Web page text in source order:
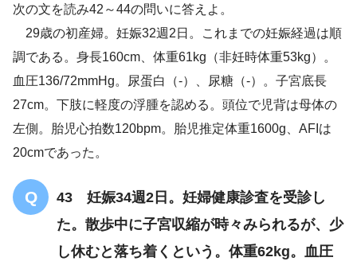
児背は母体の左側
120bpm
胎児推定体重1600g
20cm
次の文を読み42～44の問いに答えよ。
29歳の初産婦。妊娠32週2日。これまでの妊娠経過は順
調である。身長160cm、体重61kg（非妊時体重53kg）。
血圧136/72mmHg。尿蛋白（-）、尿糖（-）。子宮底長
27cm。下肢に軽度の浮腫を認める。頭位で児背は母体の
左側。胎児心拍数120bpm。胎児推定体重1600g、AFIは
20cmであった。
43 妊娠34週2日。妊婦健康診査を受診し
た。散歩中に子宮収縮が時々みられるが、少
し休むと落ち着くという。体重62kg。血圧